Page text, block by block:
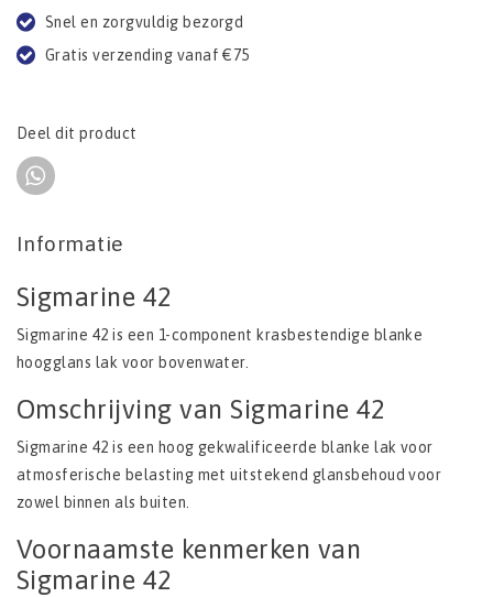
Snel en zorgvuldig bezorgd
Gratis verzending vanaf €75
Deel dit product
Informatie
Sigmarine 42
Sigmarine 42 is een 1-component krasbestendige blanke
hoogglans lak voor bovenwater.
Omschrijving van Sigmarine 42
Sigmarine 42 is een hoog gekwalificeerde blanke lak voor
atmosferische belasting met uitstekend glansbehoud voor
zowel binnen als buiten.
Voornaamste kenmerken van
Sigmarine 42